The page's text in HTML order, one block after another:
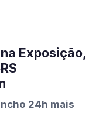
Exposição,
24h mais